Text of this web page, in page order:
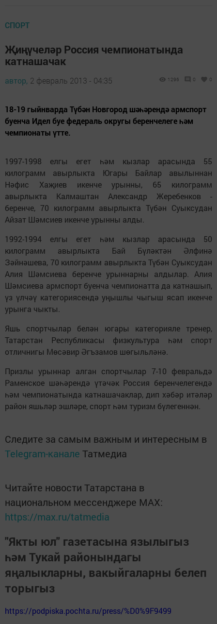
СПОРТ
Җиңүчеләр Россия чемпионатында
катнашачак
автор, 2 февраль 2013 - 04:35 1296 0 0
18-19 гыйнварда Түбән Новгород шәһәрендә армспорт
буенча Идел буе федераль округы беренчелеге һәм
чемпионаты үтте.
1997-1998 елгы егет һәм кызлар арасында 55
килограмм авырлыкта Югары Байлар авылыннан
Нәфис Хаҗиев икенче урынны, 65 килограмм
авырлыкта Калмаштан Александр Жеребенков -
беренче, 70 килограмм авырлыкта Түбән Суыксудан
Айзат Шәмсиев икенче урынны алды.
1992-1994 елгы егет һәм кызлар арасында 50
килограмм авырлыкта Бай Бүләктән Әлфинә
Зәйнәшева, 70 килограмм авырлыкта Түбән Суыксудан
Алия Шәмсиева беренче урыннарны алдылар. Алия
Шәмсиева армспорт буенча чемпионатта да катнашып,
үз үлчәү категориясендә уңышлы чыгыш ясап икенче
урынга чыкты.
Яшь спортчылар белән югары категорияле тренер,
Татарстан Республикасы физкультура һәм спорт
отличнигы Мөсәвир Әгъзамов шөгыльләнә.
Призлы урыннар алган спортчылар 7-10 февральдә
Раменское шәһәрендә үтәчәк Россия беренчелегендә
һәм чемпионатында катнашачаклар, дип хәбәр итәләр
район яшьләр эшләре, спорт һәм туризм бүлегеннән.
Следите за самым важным и интересным в
Telegram-канале Татмедиа
Читайте новости Татарстана в
национальном мессенджере MАХ:
https://max.ru/tatmedia
"Якты юл" газетасына язылыгыз
һәм Тукай районындагы
яңалыкларны, вакыйгаларны белеп
торыгыз
https://podpiska.pochta.ru/press/%D0%9F9499